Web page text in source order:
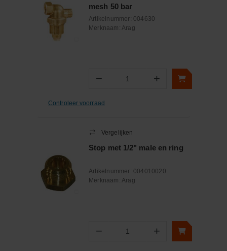
mesh 50 bar
Artikelnummer: 004630
Merknaam: Arag
− Aantal +
Controleer voorraad
Vergelijken
Stop met 1/2" male en ring
Artikelnummer: 004010020
Merknaam: Arag
− Aantal +